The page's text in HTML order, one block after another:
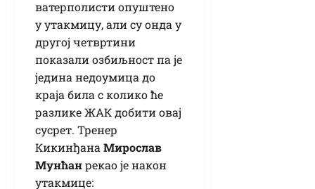
ватерполисти опуштено
у утакмицу, али су онда у
другој четвртини
показали озбиљност па је
једина недоумица до
краја била с колико ће
разлике ЖАК добити овај
сусрет. Тренер
Кикинђана Мирослав
Мунћанрекао је након
утакмице: